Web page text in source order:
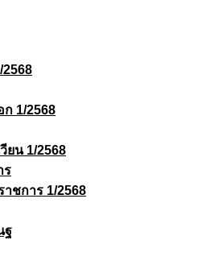
1/2568
วียน 1/2568
ร
ชการ 1/2568
ฐ